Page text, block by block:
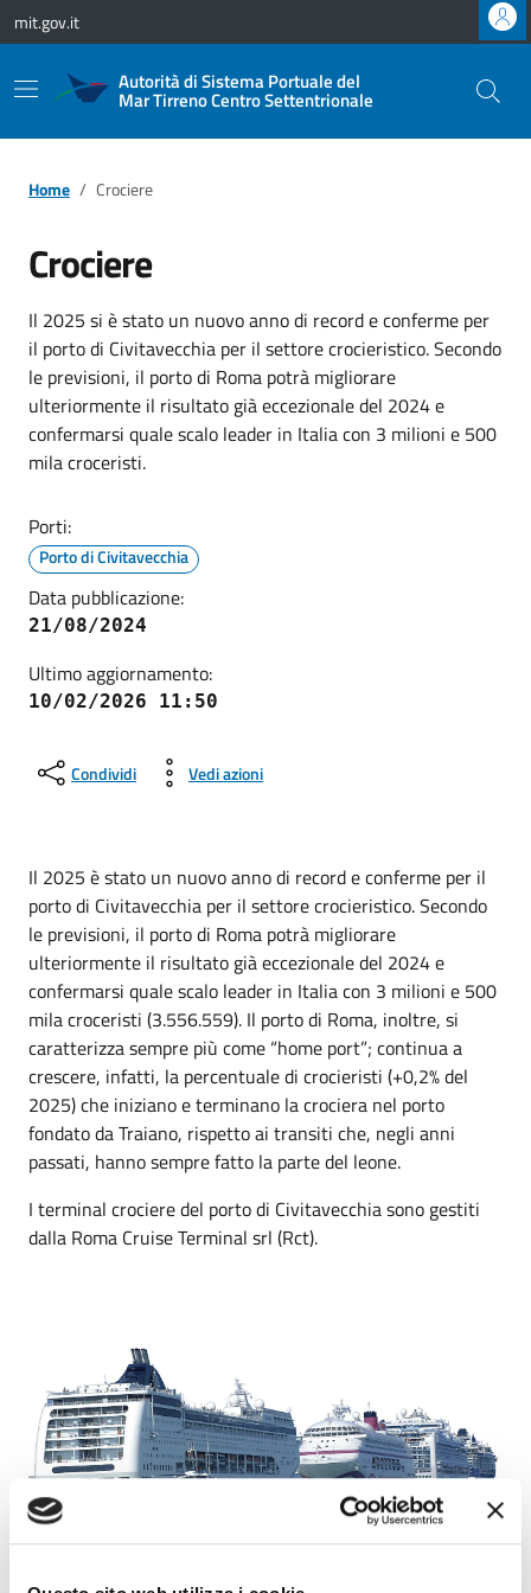
Vai ai contenuti
Vai al footer
mit.gov.it
Autorità di Sistema Portuale del
Mar Tirreno Centro Settentrionale
Home Crociere
Crociere
Il 2025 si è stato un nuovo anno di record e conferme per
il porto di Civitavecchia per il settore crocieristico. Secondo
le previsioni, il porto di Roma potrà migliorare
ulteriormente il risultato già eccezionale del 2024 e
confermarsi quale scalo leader in Italia con 3 milioni e 500
mila croceristi.
Porti:
Porto di Civitavecchia
Data pubblicazione:
21/08/2024
Ultimo aggiornamento:
10/02/2026 11:50
Condividi Vedi azioni
Il 2025 è stato un nuovo anno di record e conferme per il
porto di Civitavecchia per il settore crocieristico. Secondo
le previsioni, il porto di Roma potrà migliorare
ulteriormente il risultato già eccezionale del 2024 e
confermarsi quale scalo leader in Italia con 3 milioni e 500
mila croceristi (3.556.559). Il porto di Roma, inoltre, si
caratterizza sempre più come “home port”; continua a
crescere, infatti, la percentuale di crocieristi (+0,2% del
2025) che iniziano e terminano la crociera nel porto
fondato da Traiano, rispetto ai transiti che, negli anni
passati, hanno sempre fatto la parte del leone.
I terminal crociere del porto di Civitavecchia sono gestiti
dalla Roma Cruise Terminal srl (Rct).